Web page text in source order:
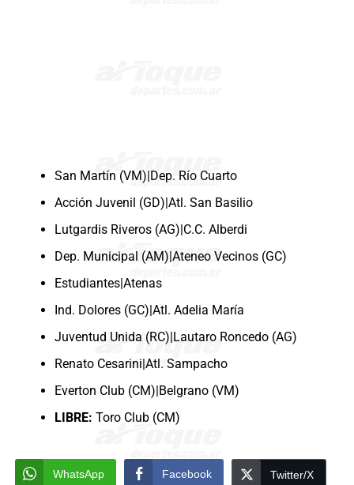
San Martín (VM)|Dep. Río Cuarto
Acción Juvenil (GD)|Atl. San Basilio
Lutgardis Riveros (AG)|C.C. Alberdi
Dep. Municipal (AM)|Ateneo Vecinos (GC)
Estudiantes|Atenas
Ind. Dolores (GC)|Atl. Adelia María
Juventud Unida (RC)|Lautaro Roncedo (AG)
Renato Cesarini|Atl. Sampacho
Everton Club (CM)|Belgrano (VM)
LIBRE: Toro Club (CM)
WhatsApp Facebook Twitter/X